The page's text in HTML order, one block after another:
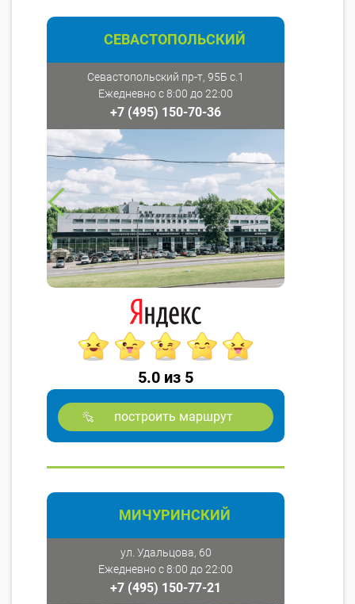
СЕВАСТОПОЛЬСКИЙ
Севастопольский пр-т, 95Б с.1
Ежедневно с 8:00 до 22:00
+7 (495) 150-70-36
5.0 из 5
построить маршрут
МИЧУРИНСКИЙ
ул. Удальцова, 60
Ежедневно с 8:00 до 22:00
+7 (495) 150-77-21